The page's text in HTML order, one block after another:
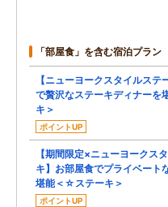
「部屋食」を含む宿泊プラン
【ニューヨークスタイルステ
で贅沢なステーキディナー
キ＞
ポイントUP
【期間限定×ニューヨークス
キ】お部屋食でプライベート
堪能＜☆ステーキ＞
ポイントUP